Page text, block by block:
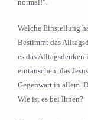
normal!“.
Welche Einstellung
Bestimmt das
es das Alltagsdenken
eintauschen, das
Gegenwart in allem.
Wie ist es bei Ihnen?